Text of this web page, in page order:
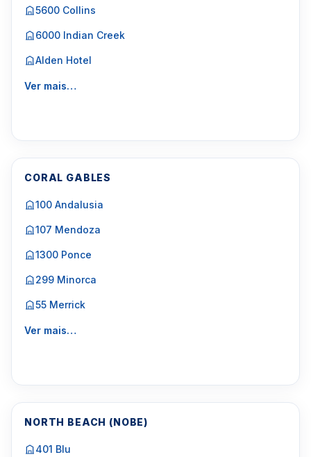
5600 Collins
6000 Indian Creek
Alden Hotel
Ver mais…
CORAL GABLES
100 Andalusia
107 Mendoza
1300 Ponce
299 Minorca
55 Merrick
Ver mais…
NORTH BEACH (NOBE)
401 Blu